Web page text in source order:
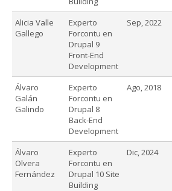
Alicia Valle
Gallego
Experto
Forcontu en
Drupal 9
Front-End
Development
Sep, 2022
Álvaro
Galán
Galindo
Experto
Forcontu en
Drupal 8
Back-End
Development
Ago, 2018
Álvaro
Olvera
Fernández
Experto
Forcontu en
Drupal 10 Site
Building
Dic, 2024